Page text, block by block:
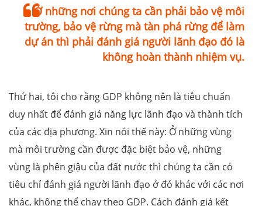
Ở những nơi chúng ta cần phải bảo vệ môi
trường, bảo vệ rừng mà tàn phá rừng để làm
dự án thì phải đánh giá người lãnh đạo đó là
không hoàn thành nhiệm vụ.
Thứ hai, tôi cho rằng GDP không nên là tiêu chuẩn
duy nhất để đánh giá năng lực lãnh đạo và thành tích
của các địa phương. Xin nói thế này: Ở những vùng
mà môi trường cần được đặc biệt bảo vệ, những
vùng là phên giậu của đất nước thì chúng ta cần có
tiêu chí đánh giá người lãnh đạo ở đó khác với các nơi
khác, không thể chạy theo GDP. Cách đánh giá kết